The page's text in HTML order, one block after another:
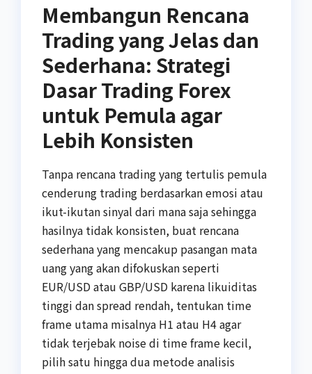
Membangun Rencana
Trading yang Jelas dan
Sederhana: Strategi
Dasar Trading Forex
untuk Pemula agar
Lebih Konsisten
Tanpa rencana trading yang tertulis pemula
cenderung trading berdasarkan emosi atau
ikut-ikutan sinyal dari mana saja sehingga
hasilnya tidak konsisten, buat rencana
sederhana yang mencakup pasangan mata
uang yang akan difokuskan seperti
EUR/USD atau GBP/USD karena likuiditas
tinggi dan spread rendah, tentukan time
frame utama misalnya H1 atau H4 agar
tidak terjebak noise di time frame kecil,
pilih satu hingga dua metode analisis